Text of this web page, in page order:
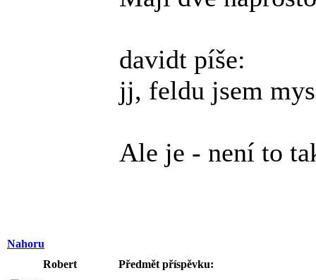
davidt píše:
jj, feldu jsem
Ale je - není to
Nahoru
Robert
Předmět příspěvku: